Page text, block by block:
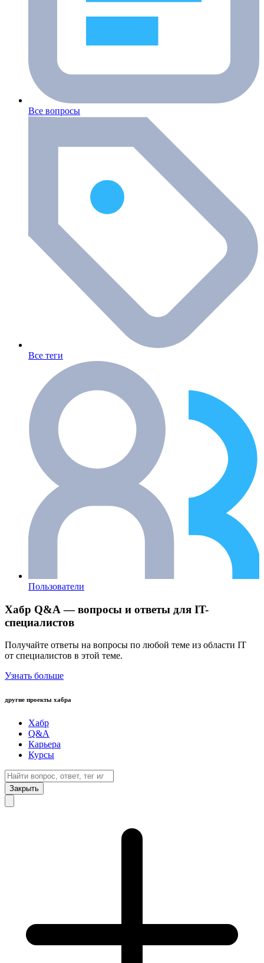
Все вопросы
Все теги
Пользователи
Хабр Q&A — вопросы и ответы для IT-
специалистов
Получайте ответы на вопросы по любой теме из области IT
от специалистов в этой теме.
Узнать больше
другие проекты хабра
Хабр
Q&A
Карьера
Курсы
Закрыть